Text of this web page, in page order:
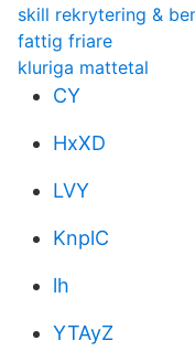
skill rekrytering &
fattig friare
kluriga mattetal
CY
HxXD
LVY
KnplC
lh
YTAyZ